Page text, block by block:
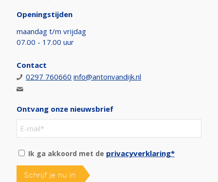
Openingstijden
maandag t/m vrijdag
07.00 - 17.00 uur
Contact
0297 760660 info@antonvandijk.nl
Ontvang onze nieuwsbrief
Ik ga akkoord met de privacyverklaring*
Schrijf je nu in